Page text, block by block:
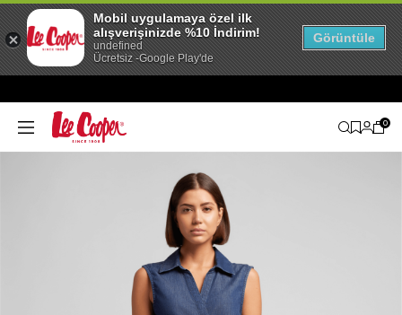
0
Mobil uygulamaya özel ilk
alışverişinizde %10 İndirim!
undefined
Ücretsiz -Google Play'de
Görüntüle